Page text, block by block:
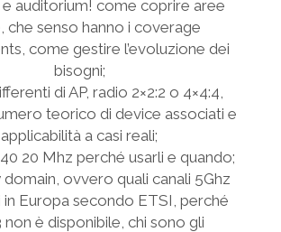
e auditorium! come coprire aree
che senso hanno i coverage
come gestire l’evoluzione dei
bisogni;
di AP, radio 2×2:2 o 4×4:4,
teorico di device associati e
applicabilità a casi reali;
20 Mhz perché usarli e quando;
ovvero quali canali 5Ghz
Europa secondo ETSI, perché
non è disponibile, chi sono gli